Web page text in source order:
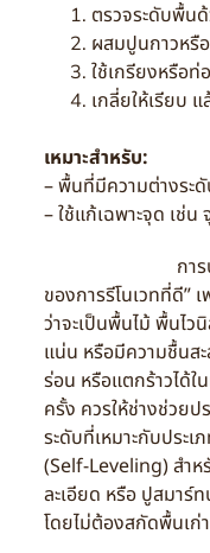
ตรวจระดับพื้น
ผสมปูนกาวหรื
ใช้เกรียงหรือ
เกลี่ยให้เรียบ
เหมาะสำหรับ:
– พื้นที่มีความต่างระ
– ใช้แก้เฉพาะจุด เช่
การปรับระดั
ของการรีโนเวทที่ดี”
ว่าจะเป็นพื้นไม้ พื้นไว
แน่น หรือมีความชื้นส
ร่อน หรือแตกร้าวได้ใ
ครั้ง ควรให้ช่างช่วยป
ระดับที่เหมาะกับประ
(Self-Leveling) สำ
ละเอียด หรือ ปูสมาร์
โดยไม่ต้องสกัดพื้นเก่า